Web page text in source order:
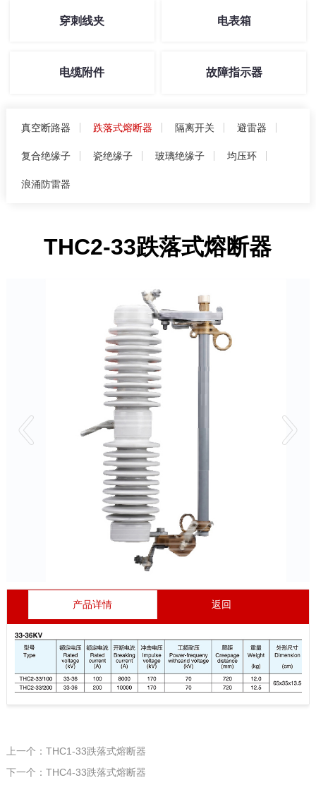
穿刺线夹 电表箱
电缆附件 故障指示器
真空断路器 跌落式熔断器 隔离开关 避雷器
复合绝缘子 瓷绝缘子 玻璃绝缘子 均压环
浪涌防雷器
THC2-33跌落式熔断器
产品详情 返回
上一个：THC1-33跌落式熔断器
下一个：THC4-33跌落式熔断器